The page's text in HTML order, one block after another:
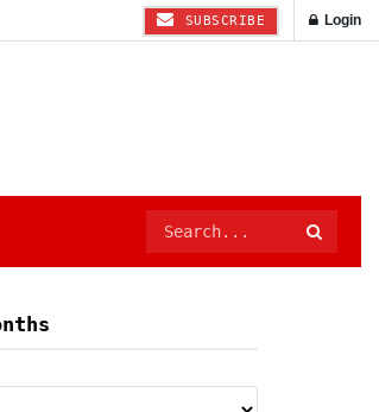
SUBSCRIBE Login